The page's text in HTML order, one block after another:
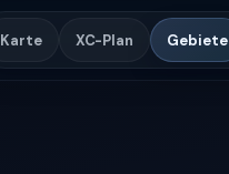
Karte XC-Plan Gebiete